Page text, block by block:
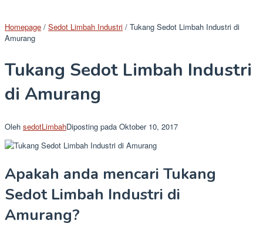
Homepage / Sedot Limbah Industri / Tukang Sedot Limbah Industri di
Amurang
Tukang Sedot Limbah Industri
di Amurang
Oleh sedotLimbahDiposting pada Oktober 10, 2017
Apakah anda mencari Tukang
Sedot Limbah Industri di
Amurang?